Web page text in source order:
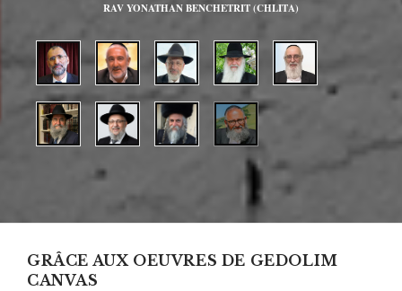
RAV YONATHAN BENCHETRIT (CHLITA)
GRÂCE AUX OEUVRES DE GEDOLIM
CANVAS